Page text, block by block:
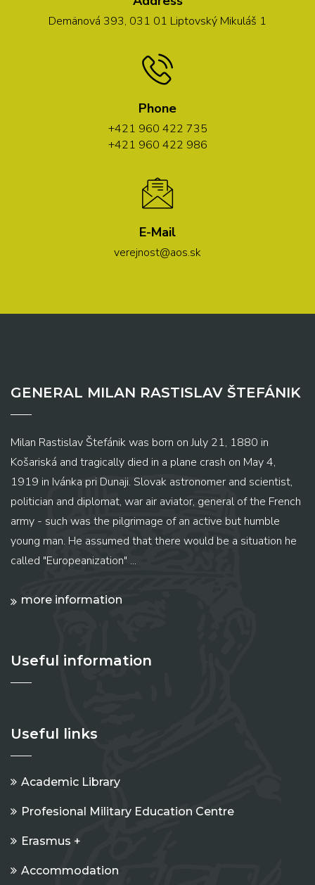
Demänová 393, 031 01 Liptovský Mikuláš 1
Phone
+421 960 422 735
+421 960 422 986
E-Mail
verejnost@aos.sk
GENERAL MILAN RASTISLAV ŠTEFÁNIK
Milan Rastislav Štefánik was born on July 21, 1880 in
Košariská and tragically died in a plane crash on May 4,
1919 in Ivánka pri Dunaji. Slovak astronomer and scientist,
politician and diplomat, war air aviator, general of the French
army - such was the pilgrimage of an active but humble
young man. He assumed that there would be a situation he
called "Europeanization" ...
more information
Useful information
Useful links
Academic Library
Profesional Military Education Centre
Erasmus +
Accommodation